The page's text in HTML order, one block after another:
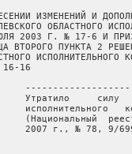
ИЗМЕНЕНИЙ И
ОБЛАСТНОГО
2003 Г. № 17-6 И
ВТОРОГО ПУНКТА 2
ИСПОЛНИТЕЛЬНОГО
16
Утратило     силу
исполнительного
(Национальный
2007 г., № 78, 9/